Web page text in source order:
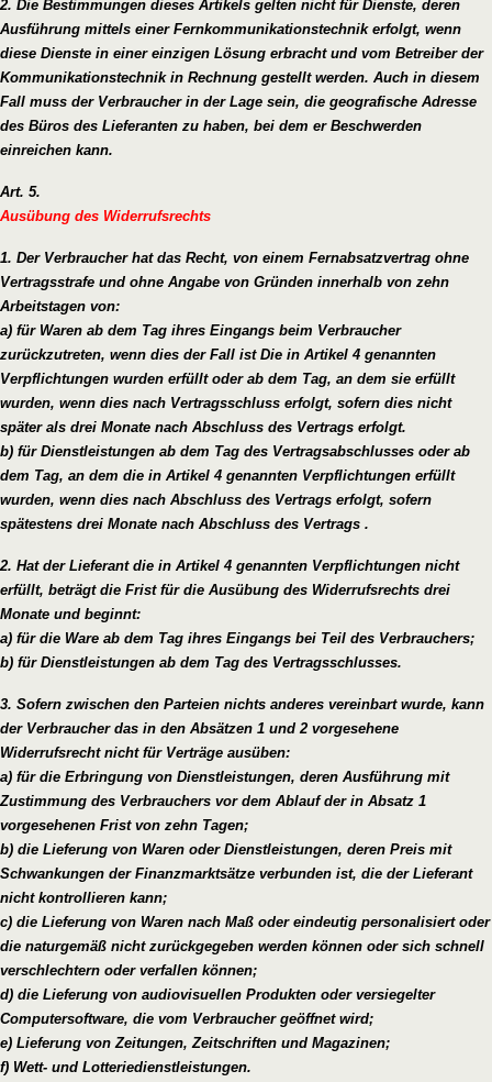
2. Die Bestimmungen dieses Artikels gelten nicht für Dienste, deren
Ausführung mittels einer Fernkommunikationstechnik erfolgt, wenn
diese Dienste in einer einzigen Lösung erbracht und vom Betreiber der
Kommunikationstechnik in Rechnung gestellt werden. Auch in diesem
Fall muss der Verbraucher in der Lage sein, die geografische Adresse
des Büros des Lieferanten zu haben, bei dem er Beschwerden
einreichen kann.
Art. 5.
Ausübung des Widerrufsrechts
1. Der Verbraucher hat das Recht, von einem Fernabsatzvertrag ohne
Vertragsstrafe und ohne Angabe von Gründen innerhalb von zehn
Arbeitstagen von:
a) für Waren ab dem Tag ihres Eingangs beim Verbraucher
zurückzutreten, wenn dies der Fall ist Die in Artikel 4 genannten
Verpflichtungen wurden erfüllt oder ab dem Tag, an dem sie erfüllt
wurden, wenn dies nach Vertragsschluss erfolgt, sofern dies nicht
später als drei Monate nach Abschluss des Vertrags erfolgt.
b) für Dienstleistungen ab dem Tag des Vertragsabschlusses oder ab
dem Tag, an dem die in Artikel 4 genannten Verpflichtungen erfüllt
wurden, wenn dies nach Abschluss des Vertrags erfolgt, sofern
spätestens drei Monate nach Abschluss des Vertrags .
2. Hat der Lieferant die in Artikel 4 genannten Verpflichtungen nicht
erfüllt, beträgt die Frist für die Ausübung des Widerrufsrechts drei
Monate und beginnt:
a) für die Ware ab dem Tag ihres Eingangs bei Teil des Verbrauchers;
b) für Dienstleistungen ab dem Tag des Vertragsschlusses.
3. Sofern zwischen den Parteien nichts anderes vereinbart wurde, kann
der Verbraucher das in den Absätzen 1 und 2 vorgesehene
Widerrufsrecht nicht für Verträge ausüben:
a) für die Erbringung von Dienstleistungen, deren Ausführung mit
Zustimmung des Verbrauchers vor dem Ablauf der in Absatz 1
vorgesehenen Frist von zehn Tagen;
b) die Lieferung von Waren oder Dienstleistungen, deren Preis mit
Schwankungen der Finanzmarktsätze verbunden ist, die der Lieferant
nicht kontrollieren kann;
c) die Lieferung von Waren nach Maß oder eindeutig personalisiert oder
die naturgemäß nicht zurückgegeben werden können oder sich schnell
verschlechtern oder verfallen können;
d) die Lieferung von audiovisuellen Produkten oder versiegelter
Computersoftware, die vom Verbraucher geöffnet wird;
e) Lieferung von Zeitungen, Zeitschriften und Magazinen;
f) Wett- und Lotteriedienstleistungen.